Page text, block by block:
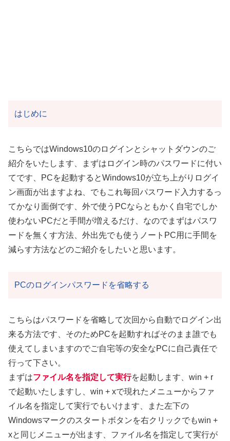
はじめに
こちらではWindows10のログインとシャットダウンのご
紹介をいたします、まずはログイン時のパスワードに付い
てです、PCを起動するとWindows10が立ち上がりログイ
ン画面が出ますよね、でもこれ毎回パスワード入力するっ
てかなり面倒です、外で使うPCならともかく自宅でしか
使わないPCだと手間が増えるだけ、なのでまずはパスワ
ードを無くす方法、外出先でも使うノートPC用に手間を
減らす方法などのご紹介をしたいと思います。
PCのログインパスワードを省略する
こちらはパスワードを省略して次回から自動でログイン出
来る方法です、そのためPCを起動すればそのまま誰でも
使えてしまいますのでご自宅等の安全なPCに自己責任で
行って下さい。
まずはファイル名を指定して実行を起動します、win + r
で起動いたしますし、win + xで現れたメニューからファ
イル名を指定して実行でもいけます、また左下の
Windowsマークのスタートボタンを右クリックでもwin +
xと同じメニューが出ます、ファイル名を指定して実行が